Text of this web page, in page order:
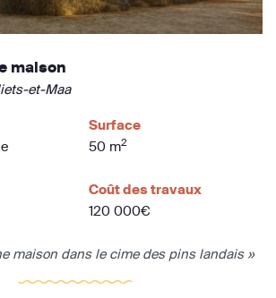
maison
et-Maa
Surface
50 m2
Coût des travaux
120 000€
maison dans le cime des pins landais »